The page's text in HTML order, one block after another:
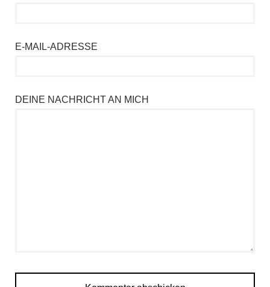
E-MAIL-ADRESSE
DEINE NACHRICHT AN MICH